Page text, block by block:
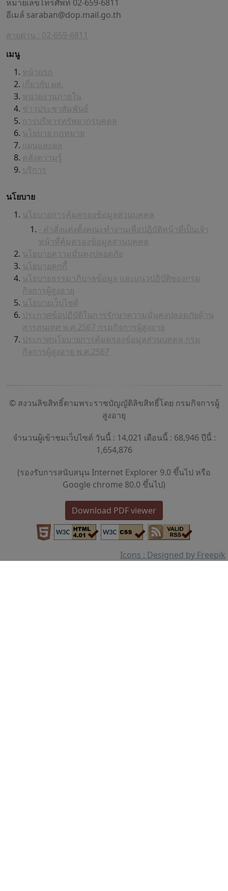
หมายเลขโทรศัพท์ 02-659-6811
อีเมล์ saraban@dop.mail.go.th
สายด่วน : 02-659-6811
เมนู
หน้าแรก
เกี่ยวกับ ผส.
หน่วยงานภายใน
ข่าวประชาสัมพันธ์
การบริหารทรัพยากรบุคคล
นโยบาย กฎหมาย
แผนและผล
คลังความรู้
บริการ
นโยบาย
นโยบายการคุ้มครองข้อมูลส่วนบุคคล
- คำสั่งแต่งตั้งคณะทำงานเพื่อปฏิบัติหน้าที่เป็นเจ้า
หน้าที่คุ้มครองข้อมูลส่วนบุคคล
นโยบายความมั่นคงปลอดภัย
นโยบายคุกกี้
นโยบายธรรมาภิบาลข้อมูล และแนวปฏิบัติของกรม
กิจการผู้สูงอายุ
นโยบายเว็บไซต์
ประกาศข้อปฏิบัติในการรักษาความมั่นคงปลอดภัยด้าน
สารสนเทศ พ.ศ.2567 กรมกิจการผู้สูงอายุ
ประกาศนโยบายการคุ้มครองข้อมูลส่วนบุคคล กรม
กิจการผู้สูงอายุ พ.ศ.2567
© สงวนลิขสิทธิ์ตามพระราชบัญญัติลิขสิทธิ์โดย กรมกิจการผู้
สูงอายุ
จำนวนผู้เข้าชมเว็บไซต์ วันนี้ : 14,021 เดือนนี้ : 68,946 ปีนี้ :
1,654,876
(รองรับการสนับสนุน Internet Explorer 9.0 ขึ้นไป หรือ
Google chrome 80.0 ขึ้นไป)
Download PDF viewer
Icons : Designed by Freepik